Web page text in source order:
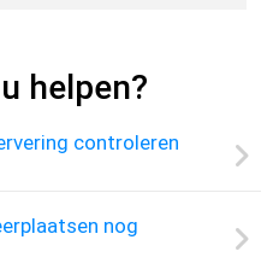
helpen?
controleren
nog